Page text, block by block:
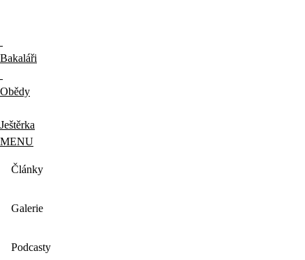
Bakaláři
Obědy
Ještěrka
MENU
Články
Galerie
Podcasty